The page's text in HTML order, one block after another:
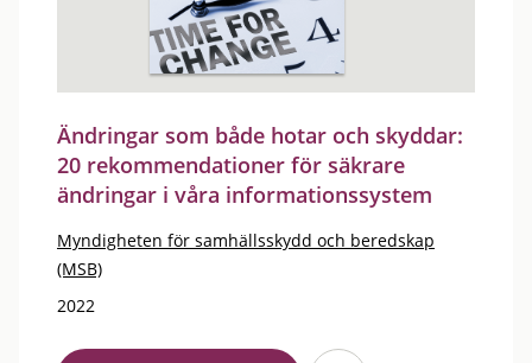
Ändringar som både hotar och skyddar:
20 rekommendationer för säkrare
ändringar i våra informationssystem
Myndigheten för samhällsskydd och beredskap
(MSB)
2022